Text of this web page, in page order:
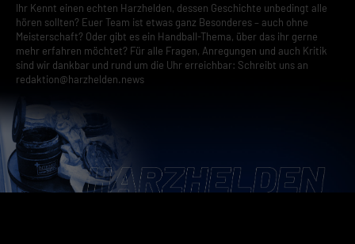
Ihr Kennt einen echten Harzhelden, dessen Geschichte unbedingt alle
hören sollten? Euer Team ist etwas ganz Besonderes – auch ohne
Meisterschaft? Oder gibt es ein Handball-Thema, über das ihr gerne
mehr erfahren möchtet? Für alle Fragen, Anregungen und auch Kritik
sind wir dankbar und rund um die Uhr erreichbar: Schreibt uns an
redaktion@harzhelden.news